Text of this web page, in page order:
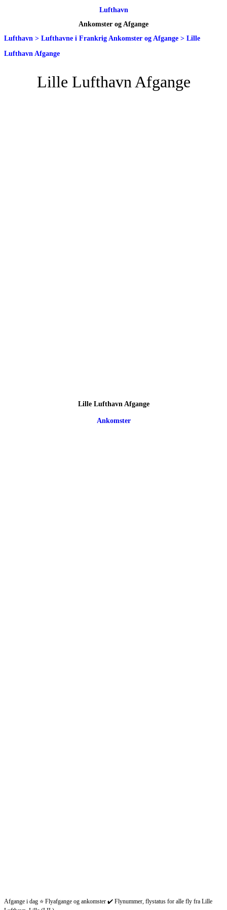
Lufthavn
Ankomster og Afgange
Lufthavn > Lufthavne i Frankrig Ankomster og Afgange > Lille
Lufthavn Afgange
Lille Lufthavn Afgange
Lille Lufthavn Afgange
Ankomster
Afgange i dag ⭐ Flyafgange og ankomster ✔️ Flynummer, flystatus for alle fly fra Lille